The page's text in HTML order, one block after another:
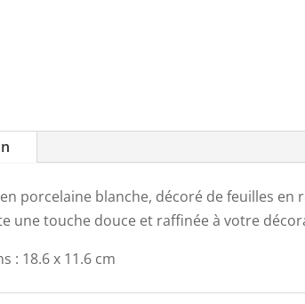
porcelaine blanche, décoré de feuilles
une touche douce et raffinée à votre
: 18.6 x 11.6 cm